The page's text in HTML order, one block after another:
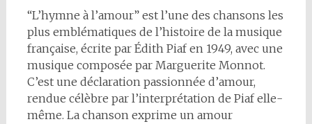
“L’hymne à l’amour” est l’une des chansons les
plus emblématiques de l’histoire de la musique
française, écrite par Édith Piaf en 1949, avec une
musique composée par Marguerite Monnot.
C’est une déclaration passionnée d’amour,
rendue célèbre par l’interprétation de Piaf elle-
même. La chanson exprime un amour